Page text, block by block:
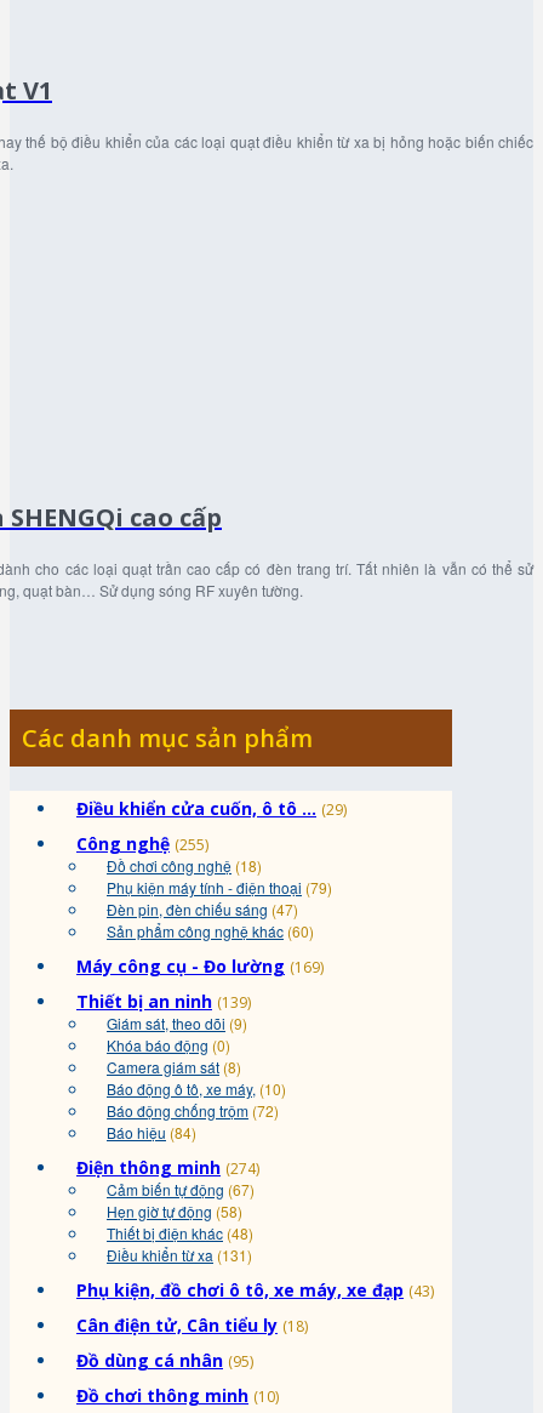
V1
thế bộ điều khiển của các loại quạt điều khiển từ xa bị hỏng hoặc biến chiếc
cao cấp
cho các loại quạt trần cao cấp có đèn trang trí. Tất nhiên là vẫn có thể sử
quạt bàn… Sử dụng sóng RF xuyên tường.
Các danh mục sản phẩm
Điều khiển cửa cuốn, ô tô ... (29)
Công nghệ (255)
Đồ chơi công nghệ (18)
Phụ kiện máy tính - điện thoại (79)
Đèn pin, đèn chiếu sáng (47)
Sản phẩm công nghệ khác (60)
Máy công cụ - Đo lường (169)
Thiết bị an ninh (139)
Giám sát, theo dõi (9)
Khóa báo động (0)
Camera giám sát (8)
Báo động ô tô, xe máy, (10)
Báo động chống trộm (72)
Báo hiệu (84)
Điện thông minh (274)
Cảm biến tự động (67)
Hẹn giờ tự động (58)
Thiết bị điện khác (48)
Điều khiển từ xa (131)
Phụ kiện, đồ chơi ô tô, xe máy, xe đạp (43)
Cân điện tử, Cân tiểu ly (18)
Đồ dùng cá nhân (95)
Đồ chơi thông minh (10)